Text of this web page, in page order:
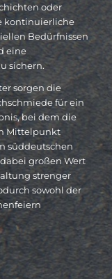
oder
kontinuierliche
Bedürfnissen
eine
sichern.
sorgen die
für ein
bei dem die
Mittelpunkt
süddeutschen
großen Wert
strenger
sowohl der